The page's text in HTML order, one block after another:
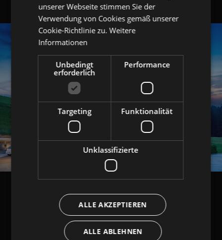
unserer Webseite stimmen Sie der
Verwendung von Cookies gemäß unserer
Cookie-Richtlinie zu. Weitere
Informationen
Unbedingt
erforderlich
Performance
Targeting Funktionalität
Unklassifizierte
ALLE AKZEPTIEREN
ALLE ABLEHNEN